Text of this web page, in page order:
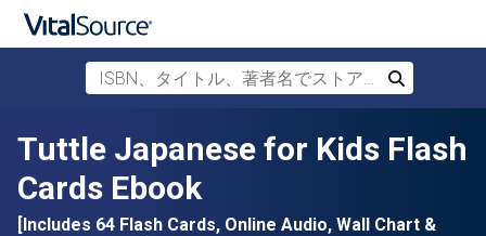
メインコンテンツへスキップ
ISBN、タイトル、著者名でストアを検索
検索
Tuttle Japanese for Kids Flash
Cards Ebook
[Includes 64 Flash Cards, Online Audio, Wall Chart &